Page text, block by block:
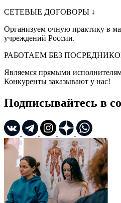
СЕТЕВЫЕ ДОГОВОРЫ ↓
Организуем очную практику в
учреждений России.
РАБОТАЕМ БЕЗ
Являемся прямыми
Конкуренты заказывают у нас!
Подписывайтесь в